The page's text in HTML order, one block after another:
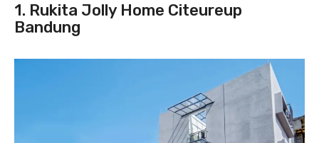
1. Rukita Jolly Home Citeureup
Bandung